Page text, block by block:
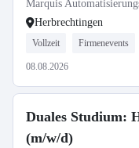
Marquis
Herbrechtingen
Vollzeit Firmenevents
08.08.2026
Duales Studium:
(m/w/d)